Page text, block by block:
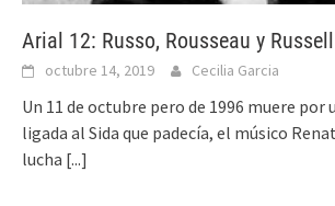
Arial 12: Russo, Rousseau y Russell
octubre 14, 2019 Cecilia Garcia
Un 11 de octubre pero de 1996 muere por
ligada al Sida que padecía, el músico
lucha [...]